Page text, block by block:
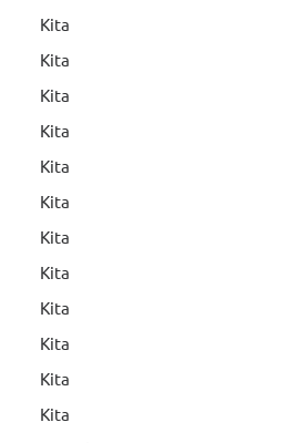
Kita
Kita
Kita
Kita
Kita
Kita
Kita
Kita
Kita
Kita
Kita
Kita